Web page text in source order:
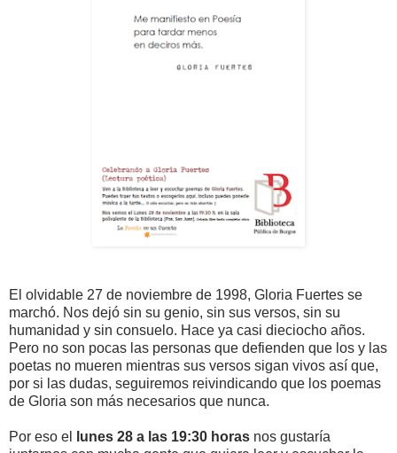
El olvidable 27 de noviembre de 1998, Gloria Fuertes se
marchó. Nos dejó sin su genio, sin sus versos, sin su
humanidad y sin consuelo. Hace ya casi dieciocho años.
Pero no son pocas las personas que defienden que los y las
poetas no mueren mientras sus versos sigan vivos así que,
por si las dudas, seguiremos reivindicando que los poemas
de Gloria son más necesarios que nunca.
Por eso el lunes 28 a las 19:30 horas nos gustaría